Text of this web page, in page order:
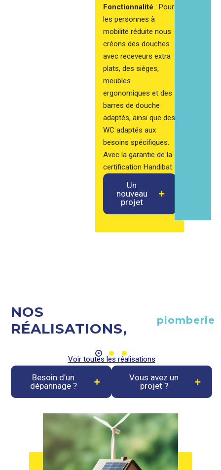
Fonctionnalité : Pour
les personnes à
mobilité réduite nous
créons des douches
avec receveurs extra
plats, des sièges,
meubles
ergonomiques et des
barres de douche
adaptés, ainsi que des
WC adaptés aux
besoins spécifiques.
Avec la garantie de la
certification Handibat.
Un
nouveau
projet
NOS
RÉALISATIONS,
plomberie
Douche
Voir toutes les réalisations
Besoin d’un
dépannage ?
Vous avez un
projet ?